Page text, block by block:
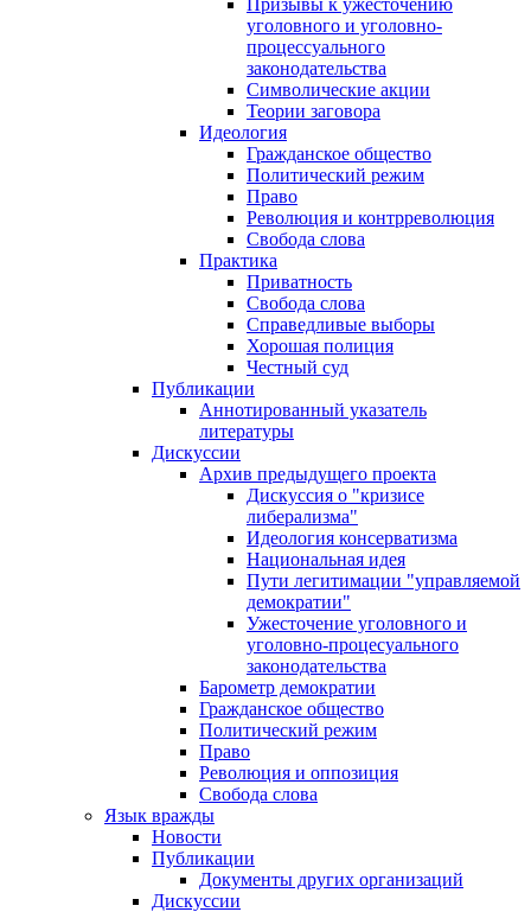
Призывы к ужесточению
уголовного и уголовно-
процессуального
законодательства
Символические акции
Теории заговора
Идеология
Гражданское общество
Политический режим
Право
Революция и контрреволюция
Свобода слова
Практика
Приватность
Свобода слова
Справедливые выборы
Хорошая полиция
Честный суд
Публикации
Аннотированный указатель
литературы
Дискуссии
Архив предыдущего проекта
Дискуссия о "кризисе
либерализма"
Идеология консерватизма
Национальная идея
Пути легитимации "управляемой
демократии"
Ужесточение уголовного и
уголовно-процесуального
законодательства
Барометр демократии
Гражданское общество
Политический режим
Право
Революция и оппозиция
Свобода слова
Язык вражды
Новости
Публикации
Документы других организаций
Дискуссии